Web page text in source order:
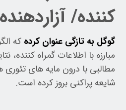
کننده/ آزاردهنده
گوگل به تازگی عنوان کرده که
مبارزه با اطلاعات گمراه کننده،
مطالبی با درون مایه های
شایعه پراکنی بروز کرده است.